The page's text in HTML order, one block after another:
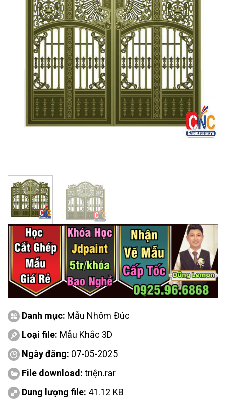
Danh mục: Mẫu Nhôm Đúc
Loại file: Mẫu Khắc 3D
Ngày đăng: 07-05-2025
File download: triện.rar
Dung lượng file: 41.12 KB